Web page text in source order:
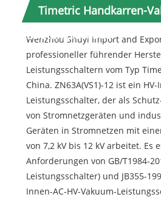
Timetric Handkarren-
Leistungsschalter
Wenzhou Shuyi Import and
professioneller führender
Leistungsschaltern vom Typ
China. ZN63A(VS1)-12 ist ein
Leistungsschalter, der als
von Stromnetzgeräten und
Geräten in Stromnetzen mit
von 7,2 kV bis 12 kV arbeitet. Es
Anforderungen von GB/T1984-
Leistungsschalter) und JB355-
Innen-AC-HV-Vakuum-